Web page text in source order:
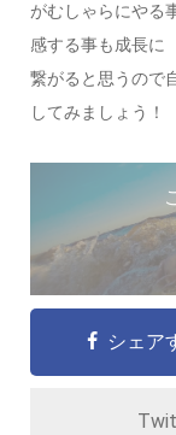
がむしゃらにやる
感する事も成長に
繋がると思うので
してみましょう！
シェア